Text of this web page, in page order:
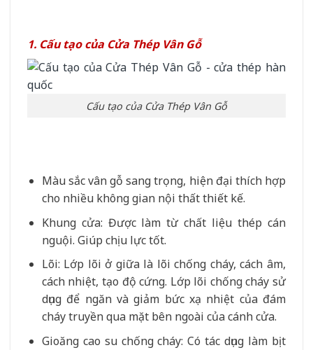
1. Cấu tạo của Cửa Thép Vân Gỗ
Cấu tạo của Cửa Thép Vân Gỗ
Màu sắc vân gỗ sang trọng, hiện đại thích hợp
cho nhiều không gian nội thất thiết kế.
Khung cửa: Được làm từ chất liệu thép cán
nguội. Giúp chịu lực tốt.
Lõi: Lớp lõi ở giữa là lõi chống cháy, cách âm,
cách nhiệt, tạo độ cứng. Lớp lõi chống cháy sử
dụng để ngăn và giảm bức xạ nhiệt của đám
cháy truyền qua mặt bên ngoài của cánh cửa.
Gioăng cao su chống cháy: Có tác dụng làm bịt